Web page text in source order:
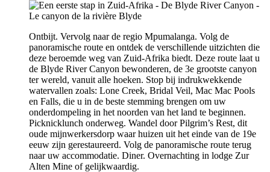
Ontbijt. Vervolg naar de regio Mpumalanga. Volg de
panoramische route en ontdek de verschillende uitzichten die
deze beroemde weg van Zuid-Afrika biedt. Deze route laat u
de Blyde River Canyon bewonderen, de 3e grootste canyon
ter wereld, vanuit alle hoeken. Stop bij indrukwekkende
watervallen zoals: Lone Creek, Bridal Veil, Mac Mac Pools
en Falls, die u in de beste stemming brengen om uw
onderdompeling in het noorden van het land te beginnen.
Picknicklunch onderweg. Wandel door Pilgrim’s Rest, dit
oude mijnwerkersdorp waar huizen uit het einde van de 19e
eeuw zijn gerestaureerd. Volg de panoramische route terug
naar uw accommodatie. Diner. Overnachting in lodge Zur
Alten Mine of gelijkwaardig.